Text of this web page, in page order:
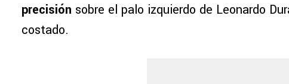
precisión sobre el palo izquierdo de Leonardo
costado.